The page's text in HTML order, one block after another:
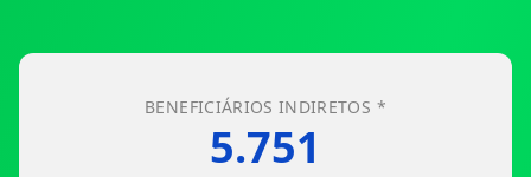
BENEFICIÁRIOS INDIRETOS *
5.751